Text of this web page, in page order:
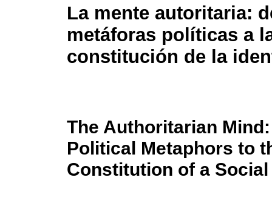
La mente autoritaria:
metáforas políticas a
constitución de la
The Authoritarian
Political Metaphors to
Constitution of a